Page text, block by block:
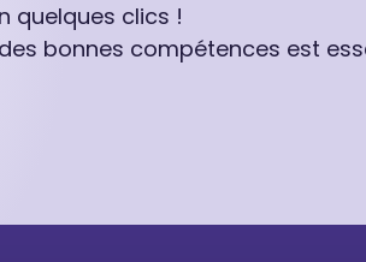
quelques clics !
bonnes compétences est